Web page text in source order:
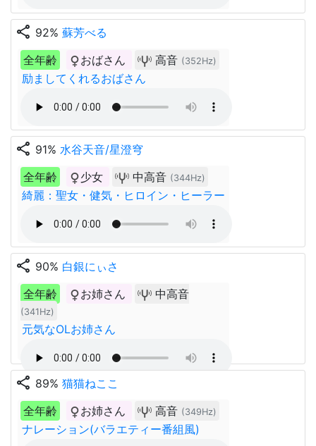
share 92% 蘇芳べる
全年齢
おばさん 高音 (352Hz)
励ましてくれるおばさん
share 91% 水谷天音/星澄穹
全年齢
少女 中高音 (344Hz)
綺麗：聖女・健気・ヒロイン・ヒーラー
share 90% 白銀にぃさ
全年齢
お姉さん 中高音
(341Hz)
元気なOLお姉さん
share 89% 猫猫ねここ
全年齢
お姉さん 高音 (349Hz)
ナレーション(バラエティー番組風)